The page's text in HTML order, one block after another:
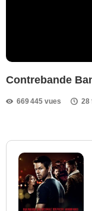
Contrebande
669 445 vues 28